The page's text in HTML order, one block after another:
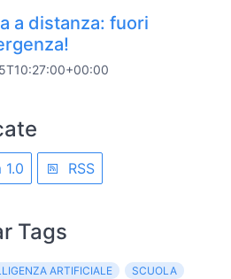
a distanza: fuori
1.0 RSS
Tags
ARTIFICIALE
SCUOLA